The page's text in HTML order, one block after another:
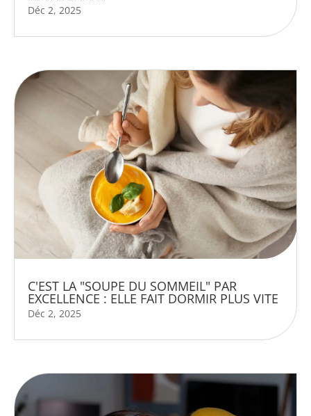
Déc 2, 2025
C'EST LA "SOUPE DU SOMMEIL" PAR
EXCELLENCE : ELLE FAIT DORMIR PLUS VITE
Déc 2, 2025